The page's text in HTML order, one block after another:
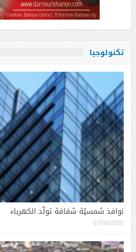
تكنولوجيا
نوافذ شمسيّة شفافة تولّد الكهرباء
07/09/2026